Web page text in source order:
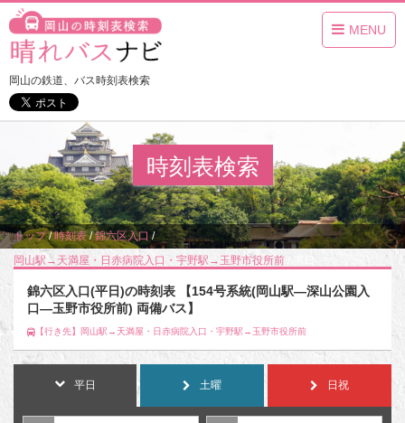
MENU
岡山の鉄道、バス時刻表検索
時刻表検索
トップ/時刻表/錦六区入口 /
岡山駅→天満屋・日赤病院入口・宇野駅→玉野市役所前
錦六区入口(平日)の時刻表 【154号系統(岡山駅―深山公園入
口―玉野市役所前) 両備バス】
【行き先】岡山駅→天満屋・日赤病院入口・宇野駅→玉野市役所前
平日 土曜 日祝